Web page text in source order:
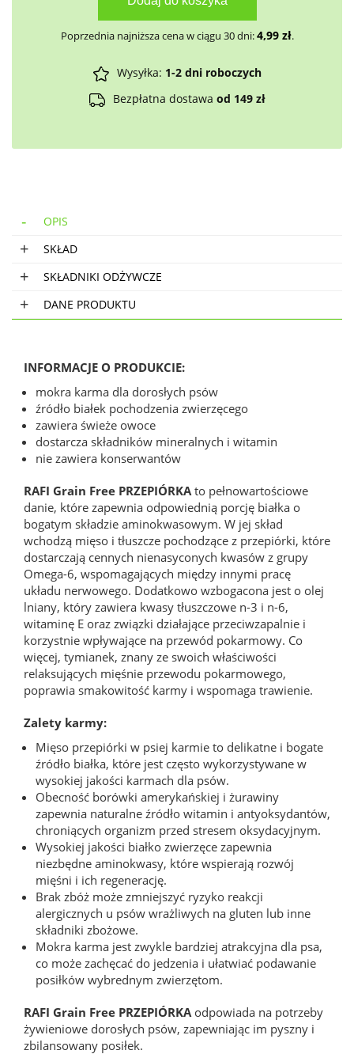
Poprzednia najniższa cena w ciągu 30 dni:4,99 zł.
Wysyłka: 1-2 dni roboczych
Bezpłatna dostawa od 149 zł
OPIS
SKŁAD
SKŁADNIKI ODŻYWCZE
DANE PRODUKTU
INFORMACJE O PRODUKCIE:
mokra karma dla dorosłych psów
źródło białek pochodzenia zwierzęcego
zawiera świeże owoce
dostarcza składników mineralnych i witamin
nie zawiera konserwantów
RAFI Grain Free PRZEPIÓRKA to pełnowartościowe
danie, które zapewnia odpowiednią porcję białka o
bogatym składzie aminokwasowym. W jej skład
wchodzą mięso i tłuszcze pochodzące z przepiórki, które
dostarczają cennych nienasyconych kwasów z grupy
Omega-6, wspomagających między innymi pracę
układu nerwowego. Dodatkowo wzbogacona jest o olej
lniany, który zawiera kwasy tłuszczowe n-3 i n-6,
witaminę E oraz związki działające przeciwzapalnie i
korzystnie wpływające na przewód pokarmowy. Co
więcej, tymianek, znany ze swoich właściwości
relaksujących mięśnie przewodu pokarmowego,
poprawia smakowitość karmy i wspomaga trawienie.
Zalety karmy:
Mięso przepiórki w psiej karmie to delikatne i bogate
źródło białka, które jest często wykorzystywane w
wysokiej jakości karmach dla psów.
Obecność borówki amerykańskiej i żurawiny
zapewnia naturalne źródło witamin i antyoksydantów,
chroniących organizm przed stresem oksydacyjnym.
Wysokiej jakości białko zwierzęce zapewnia
niezbędne aminokwasy, które wspierają rozwój
mięśni i ich regenerację.
Brak zbóż może zmniejszyć ryzyko reakcji
alergicznych u psów wrażliwych na gluten lub inne
składniki zbożowe.
Mokra karma jest zwykle bardziej atrakcyjna dla psa,
co może zachęcać do jedzenia i ułatwiać podawanie
posiłków wybrednym zwierzętom.
RAFI Grain Free PRZEPIÓRKA odpowiada na potrzeby
żywieniowe dorosłych psów, zapewniając im pyszny i
zbilansowany posiłek.